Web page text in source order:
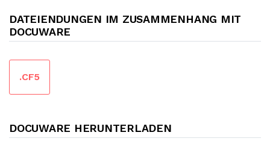
DATEIENDUNGEN IM ZUSAMMENHANG MIT
DOCUWARE
.CF5
DOCUWARE HERUNTERLADEN